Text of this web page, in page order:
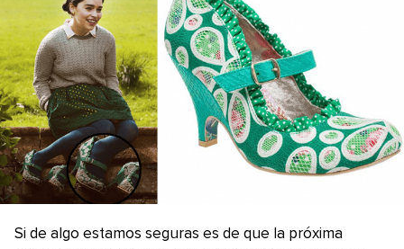
Si de algo estamos seguras es de que la próxima